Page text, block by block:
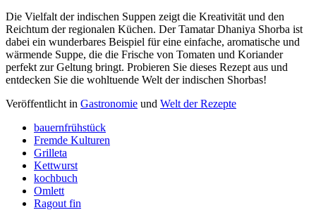
Die Vielfalt der indischen Suppen zeigt die Kreativität und den
Reichtum der regionalen Küchen. Der Tamatar Dhaniya Shorba ist
dabei ein wunderbares Beispiel für eine einfache, aromatische und
wärmende Suppe, die die Frische von Tomaten und Koriander
perfekt zur Geltung bringt. Probieren Sie dieses Rezept aus und
entdecken Sie die wohltuende Welt der indischen Shorbas!
Veröffentlicht in Gastronomie und Welt der Rezepte
bauernfrühstück
Fremde Kulturen
Grilleta
Kettwurst
kochbuch
Omlett
Ragout fin